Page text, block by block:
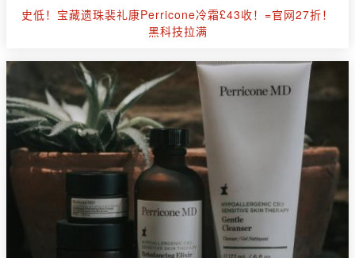
史低！宝藏遗珠裴礼康Perricone冷霜£43收！=官网27折！
黑科技拉满